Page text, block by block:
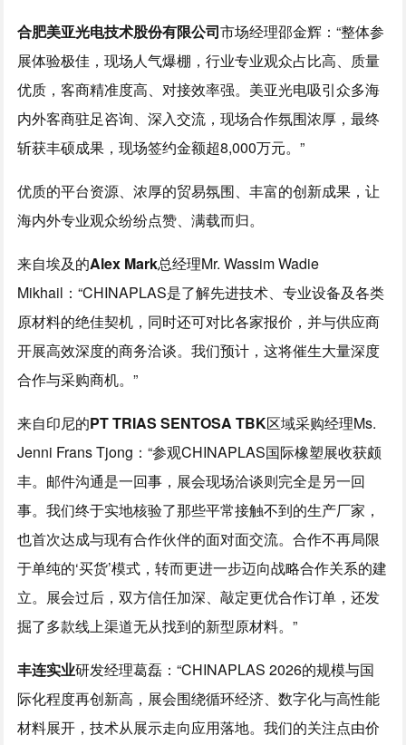
合肥美亚光电技术股份有限公司市场经理邵金辉：“整体参
展体验极佳，现场人气爆棚，行业专业观众占比高、质量
优质，客商精准度高、对接效率强。美亚光电吸引众多海
内外客商驻足咨询、深入交流，现场合作氛围浓厚，最终
斩获丰硕成果，现场签约金额超8,000万元。”
优质的平台资源、浓厚的贸易氛围、丰富的创新成果，让
海内外专业观众纷纷点赞、满载而归。
来自埃及的Alex Mark总经理Mr. Wassim Wadie
Mikhail：“CHINAPLAS是了解先进技术、专业设备及各类
原材料的绝佳契机，同时还可对比各家报价，并与供应商
开展高效深度的商务洽谈。我们预计，这将催生大量深度
合作与采购商机。”
来自印尼的PT TRIAS SENTOSA TBK区域采购经理Ms.
Jenni Frans Tjong：“参观CHINAPLAS国际橡塑展收获颇
丰。邮件沟通是一回事，展会现场洽谈则完全是另一回
事。我们终于实地核验了那些平常接触不到的生产厂家，
也首次达成与现有合作伙伴的面对面交流。合作不再局限
于单纯的‘买货’模式，转而更进一步迈向战略合作关系的建
立。展会过后，双方信任加深、敲定更优合作订单，还发
掘了多款线上渠道无从找到的新型原材料。”
丰连实业研发经理葛磊：“CHINAPLAS 2026的规模与国
际化程度再创新高，展会围绕循环经济、数字化与高性能
材料展开，技术从展示走向应用落地。我们的关注点由价